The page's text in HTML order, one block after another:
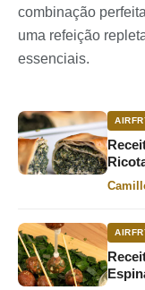
combinação
uma refeição
essenciais.
Por